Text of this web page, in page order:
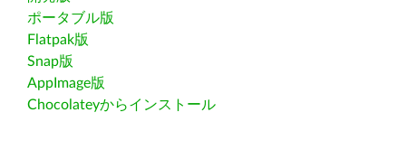
ポータブル版
Flatpak版
Snap版
AppImage版
Chocolateyからインストール